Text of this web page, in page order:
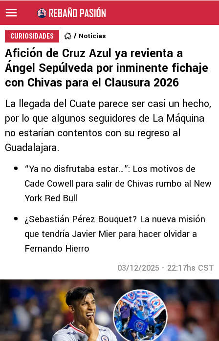
CURIOSIDADES Noticias
Afición de Cruz Azul ya revienta a
Ángel Sepúlveda por inminente fichaje
con Chivas para el Clausura 2026
La llegada del Cuate parece ser casi un hecho,
por lo que algunos seguidores de La Máquina
no estarían contentos con su regreso al
Guadalajara.
“Ya no disfrutaba estar…”: Los motivos de
Cade Cowell para salir de Chivas rumbo al New
York Red Bull
¿Sebastián Pérez Bouquet? La nueva misión
que tendría Javier Mier para hacer olvidar a
Fernando Hierro
03/12/2025 - 22:17hs CST